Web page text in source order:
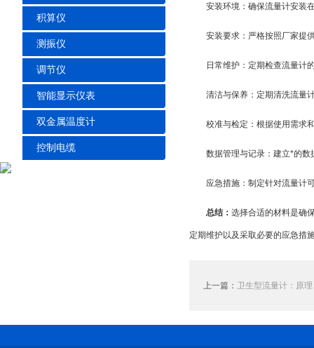
积算仪
测振仪
调节仪
智能显示仪表
双金属温度计
控制电缆
安装环境：确保流量计安装
安装要求：严格按照厂家提
日常维护：定期检查流量计
清洁与保养：定期清洗流量
校准与检定：根据使用需求
数据管理与记录：建立*的
应急措施：制定针对流量计
总结： 选择合适的材料是确
定期维护以及采取必要的应急措
上一篇： 卫生型流量计：原